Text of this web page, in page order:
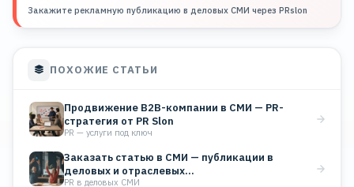
Закажите рекламную публикацию в деловых СМИ через PRslon
ПОХОЖИЕ СТАТЬИ
Продвижение B2B-компании в СМИ — PR-
стратегия от PR Slon
PR — услуги под ключ
Заказать статью в СМИ — публикации в
деловых и отраслевых…
PR в деловых СМИ